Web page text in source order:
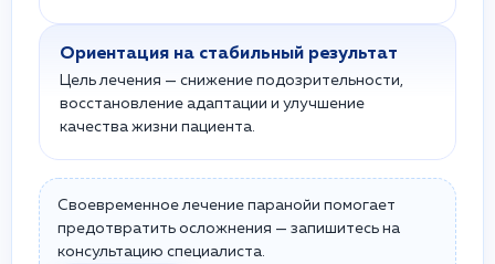
Ориентация на стабильный результат
Цель лечения — снижение подозрительности,
восстановление адаптации и улучшение
качества жизни пациента.
Своевременное лечение паранойи помогает
предотвратить осложнения — запишитесь на
консультацию специалиста.